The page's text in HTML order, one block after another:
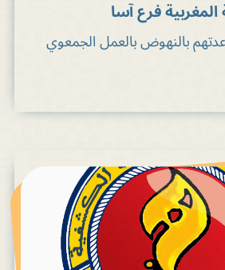
فرع آسا
بالنهوض بالعمل الجمعوي